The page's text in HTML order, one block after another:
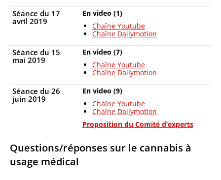
Séance du 17
avril 2019
En video (1)
Chaîne Youtube
Chaîne Dailymotion
Séance du 15
mai 2019
En video (7)
Chaîne Youtube
Chaîne Dailymotion
Séance du 26
juin 2019
En video (9)
Chaîne Youtube
Chaîne Dailymotion
Proposition du Comité d’experts
Questions/réponses sur le cannabis à
usage médical